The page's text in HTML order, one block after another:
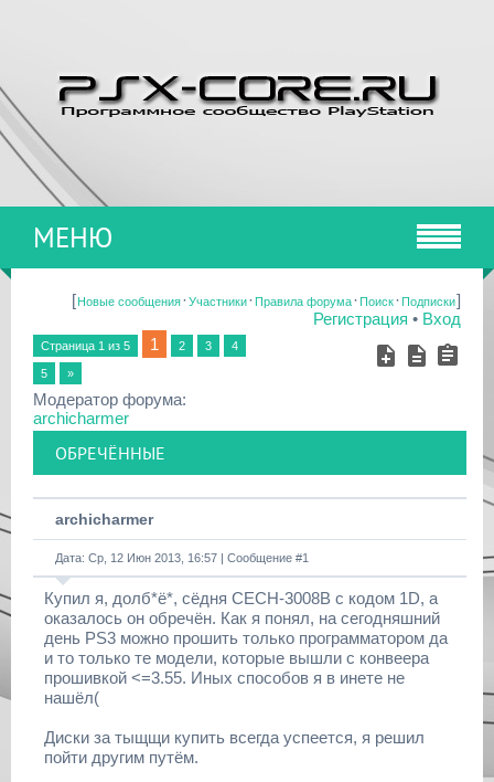
МЕНЮ
[Новые сообщения·Участники·Правила форума·Поиск·Подписки]
Регистрация • Вход
Страница 1 из 5 1 2 3 4
5 »
Модератор форума:
archicharmer
ОБРЕЧЁННЫЕ
archicharmer
Дата: Ср, 12 Июн 2013, 16:57 | Сообщение #1
Купил я, долб*ё*, сёдня CECH-3008B с кодом 1D, а
оказалось он обречён. Как я понял, на сегодняшний
день PS3 можно прошить только программатором да
и то только те модели, которые вышли с конвеера
прошивкой <=3.55. Иных способов я в инете не
нашёл(
Диски за тыщщи купить всегда успеется, я решил
пойти другим путём.